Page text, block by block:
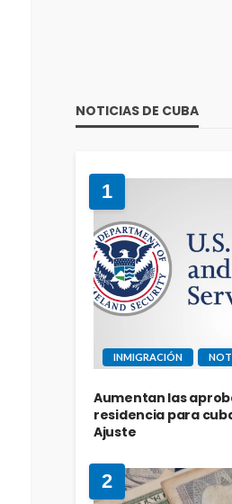
NOTICIAS DE CUBA
1
INMIGRACIÓN
Aumentan las
residencia para
Ajuste
2